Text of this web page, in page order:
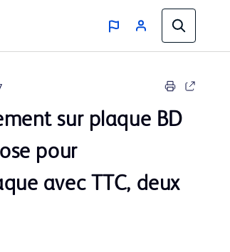
sur plaque BD
pour
avec TTC, deux